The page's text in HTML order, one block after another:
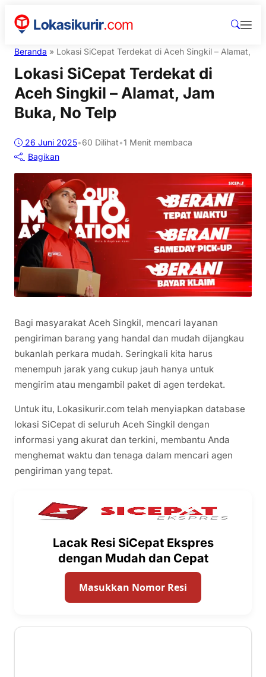
Beranda » Lokasi SiCepat Terdekat di Aceh Singkil – Alamat,
Lokasi SiCepat Terdekat di
Aceh Singkil – Alamat, Jam
Buka, No Telp
26 Juni 2025•60 Dilihat•1 Menit membaca
Bagikan
Bagi masyarakat Aceh Singkil, mencari layanan
pengiriman barang yang handal dan mudah dijangkau
bukanlah perkara mudah. Seringkali kita harus
menempuh jarak yang cukup jauh hanya untuk
mengirim atau mengambil paket di agen terdekat.
Untuk itu, Lokasikurir.com telah menyiapkan database
lokasi SiCepat di seluruh Aceh Singkil dengan
informasi yang akurat dan terkini, membantu Anda
menghemat waktu dan tenaga dalam mencari agen
pengiriman yang tepat.
Lacak Resi SiCepat Ekspres
dengan Mudah dan Cepat
Masukkan Nomor Resi